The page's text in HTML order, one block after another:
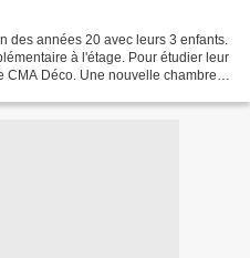
des années 20 avec leurs 3 enfants.
à l'étage. Pour étudier leur
CMA Déco. Une nouvelle chambre